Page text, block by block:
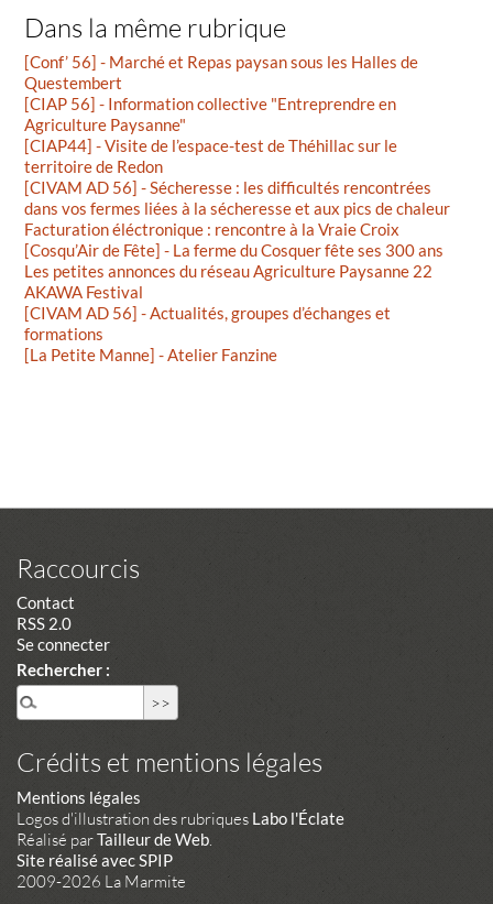
Dans la même rubrique
[Conf’ 56] - Marché et Repas paysan sous les Halles de
Questembert
[CIAP 56] - Information collective "Entreprendre en
Agriculture Paysanne"
[CIAP44] - Visite de l’espace-test de Théhillac sur le
territoire de Redon
[CIVAM AD 56] - Sécheresse : les difficultés rencontrées
dans vos fermes liées à la sécheresse et aux pics de chaleur
Facturation éléctronique : rencontre à la Vraie Croix
[Cosqu’Air de Fête] - La ferme du Cosquer fête ses 300 ans
Les petites annonces du réseau Agriculture Paysanne 22
AKAWA Festival
[CIVAM AD 56] - Actualités, groupes d’échanges et
formations
[La Petite Manne] - Atelier Fanzine
Raccourcis
Contact
RSS 2.0
Se connecter
Rechercher :
Crédits et mentions légales
Mentions légales
Logos d'illustration des rubriques Labo l'Éclate
Réalisé parTailleur de Web
Site réalisé avec SPIP
2009-2026 La Marmite